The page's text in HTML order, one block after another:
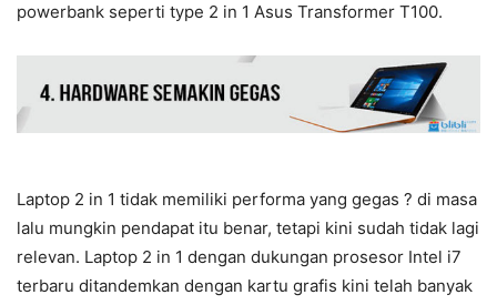
powerbank seperti type 2 in 1 Asus Transformer T100.
Laptop 2 in 1 tidak memiliki performa yang gegas ? di masa
lalu mungkin pendapat itu benar, tetapi kini sudah tidak lagi
relevan. Laptop 2 in 1 dengan dukungan prosesor Intel i7
terbaru ditandemkan dengan kartu grafis kini telah banyak